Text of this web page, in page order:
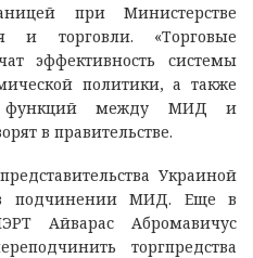
при Министерстве
и торговли. «Торговые
эффективность системы
политики, а также
функций между МИД и
в правительстве.
Украиной
в подчинении МИД. Еще в
Айварас Абромавичус
торгпредства